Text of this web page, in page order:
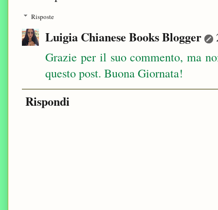
Risposte
Luigia Chianese Books Blogger
Grazie per il suo commento, ma
questo post. Buona Giornata!
Rispondi